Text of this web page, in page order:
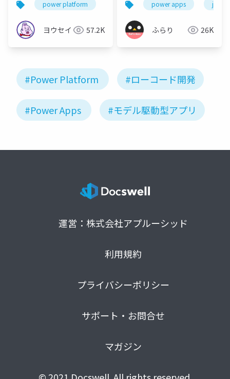
カスタムページ・モダ
ンコマンドバーと
Power Automate
power platform power apps power autoamte
ヨウセイ 57.2K
power apps
ふらり 26K
#Power Platform #ローコード開発
#Power Apps #モデル駆動型アプリ
運営：株式会社アプルーシッド
利用規約
プライバシーポリシー
サポート・お問合せ
マガジン